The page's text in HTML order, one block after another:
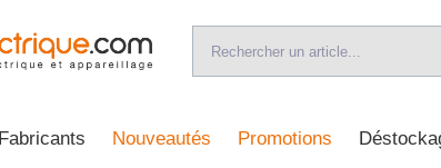
Fabricants Nouveautés Promotions